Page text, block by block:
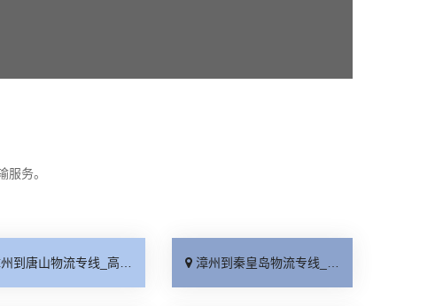
务。
到唐山物流专线_高速快运「快速响应」 漳州到秦皇岛物流专线_资质齐全「急你所需」